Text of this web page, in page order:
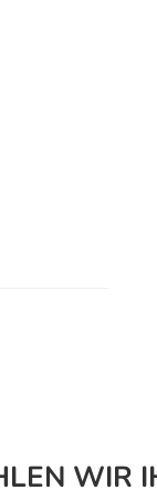
WIR